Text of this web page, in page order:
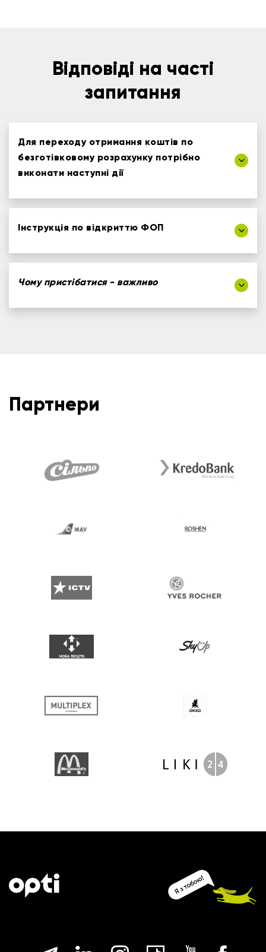
Відповіді на часті
запитання
Для переходу отримання коштів по
безготівковому розрахунку потрібно
виконати наступні дії
Інструкція по відкриттю ФОП
Чому пристібатися - важливо
Партнери